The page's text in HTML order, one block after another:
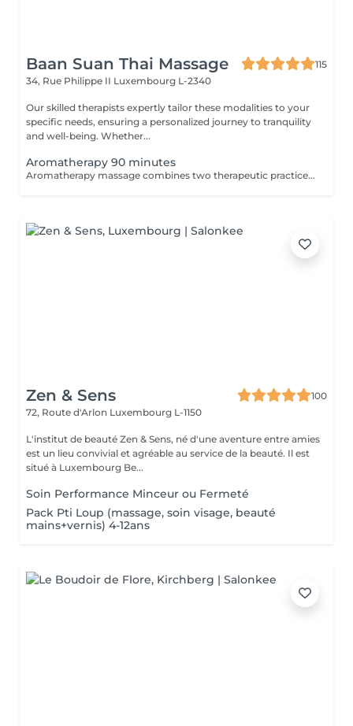
Baan Suan Thai Massage
115
34, Rue Philippe II Luxembourg L-2340
Our skilled therapists expertly tailor these modalities to your
specific needs, ensuring a personalized journey to tranquility
and well-being. Whether...
Aromatherapy 90 minutes
Aromatherapy massage combines two therapeutic practices to create wonderful results. Aromatherapy is an ancient approach that provides a number of health and emotional benefits. Essential oils such as lavender, orange blossom, and peppermint offer unique effects to the senses. Massage uses pressure and touch to offer healing and stress relief by stimulating the lymphatic, circulatory, nervous, and musculoskeletal systems.
Zen & Sens
100
72, Route d'Arlon Luxembourg L-1150
L'institut de beauté Zen & Sens, né d'une aventure entre amies
est un lieu convivial et agréable au service de la beauté. Il est
situé à Luxembourg Be...
Soin Performance Minceur ou Fermeté
Pack Pti Loup (massage, soin visage, beauté
mains+vernis) 4-12ans